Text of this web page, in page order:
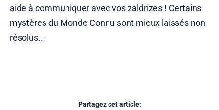
aide à communiquer avec vos zaldrīzes ! Certains
mystères du Monde Connu sont mieux laissés non
résolus...
Partagez cet article: